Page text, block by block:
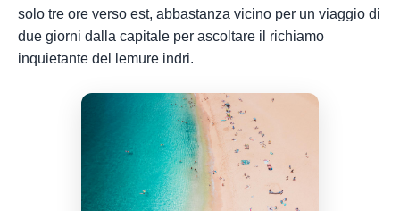
solo tre ore verso est, abbastanza vicino per un viaggio di
due giorni dalla capitale per ascoltare il richiamo
inquietante del lemure indri.